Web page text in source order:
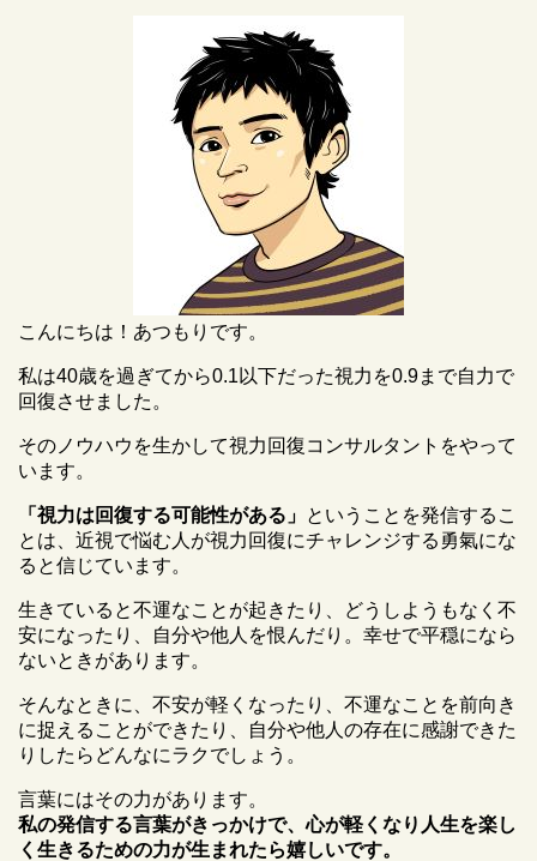
こんにちは！あつもりです。
私は40歳を過ぎてから0.1以下だった視力を0.9まで自力で
回復させました。
そのノウハウを生かして視力回復コンサルタントをやって
います。
「視力は回復する可能性がある」 ということを発信するこ
とは、近視で悩む人が視力回復にチャレンジする勇氣にな
ると信じています。
生きていると不運なことが起きたり、どうしようもなく不
安になったり、自分や他人を恨んだり。幸せで平穏になら
ないときがあります。
そんなときに、不安が軽くなったり、不運なことを前向き
に捉えることができたり、自分や他人の存在に感謝できた
りしたらどんなにラクでしょう。
言葉にはその力があります。
私の発信する言葉がきっかけで、心が軽くなり人生を楽し
く生きるための力が生まれたら嬉しいです。